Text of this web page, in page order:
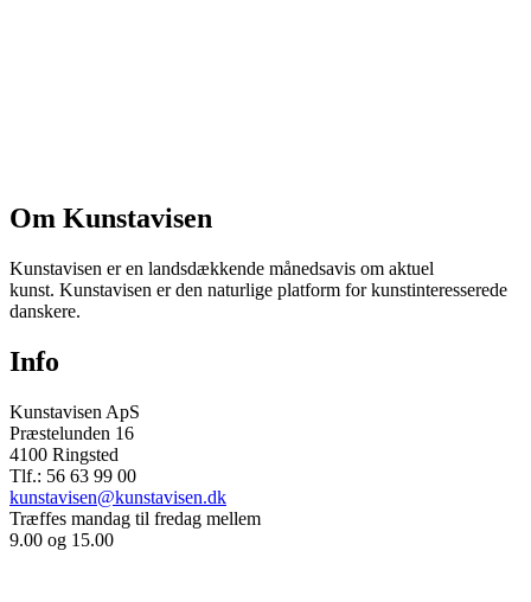
Om Kunstavisen
Kunstavisen er en landsdækkende månedsavis om aktuel
kunst. Kunstavisen er den naturlige platform for kunstinteresserede
danskere.
Info
Kunstavisen ApS
Præstelunden 16
4100 Ringsted
Tlf.: 56 63 99 00
kunstavisen@kunstavisen.dk
Træffes mandag til fredag mellem
9.00 og 15.00